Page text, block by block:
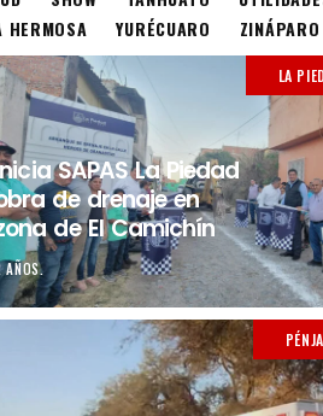
HERMOSA
YURÉCUARO ZINÁPARO
LA
SAPAS La Piedad
de drenaje en
de El Camichín
AÑOS.